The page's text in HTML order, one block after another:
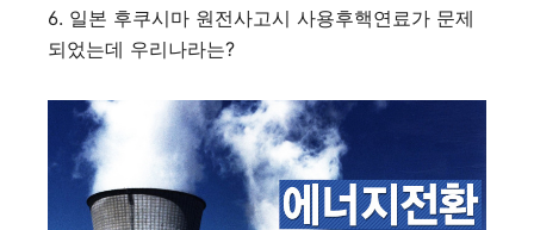
6. 일본 후쿠시마 원전사고시 사용후핵연료가 문제
되었는데 우리나라는?